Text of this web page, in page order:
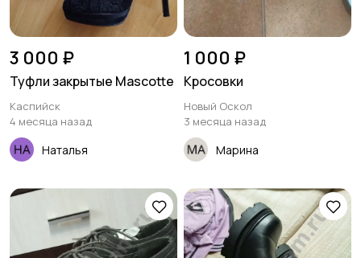
3 000 ₽
Туфли закрытые Mascotte
Каспийск
4 месяца назад
Наталья
1 000 ₽
Кросовки
Новый Оскол
3 месяца назад
Марина